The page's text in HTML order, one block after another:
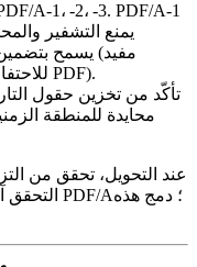
يمنع التشفير
للاحتفاظ بالمصدر القديم إلى جانب تمثيله PDF).
محايدة للمنطقة
عند التحويل، تحقق من